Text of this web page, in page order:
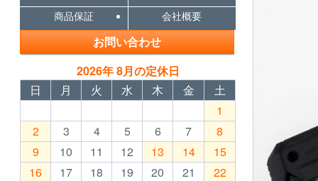
商品保証
会社概要
お問い合わせ
2026年 8月の定休日
日
月 火 水 木 金
土
1
2
3 4 5 6 7
8
9
10 11 12 13 14
15
16
17 18 19 20 21
22